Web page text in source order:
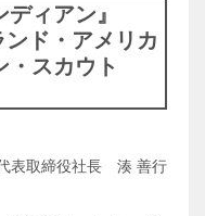
ディアン』
ド・アメリカ
スカウト
表取締役社長 湊 善行